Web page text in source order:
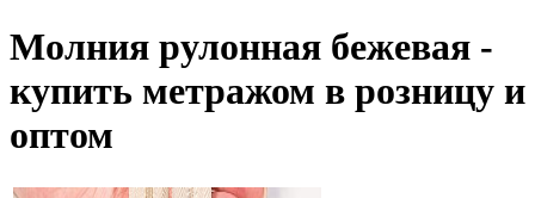
Молния рулонная бежевая -
купить метражом в розницу и
оптом